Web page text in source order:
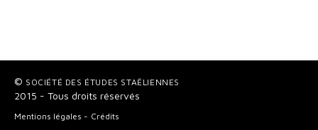
© SOCIÉTÉ DES ÉTUDES STAËLIENNES
2015 - Tous droits réservés
Mentions légales Crédits